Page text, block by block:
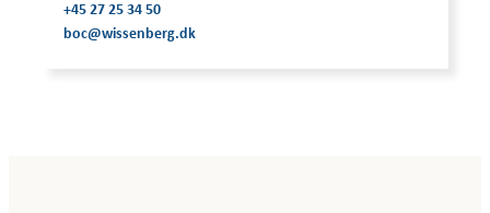
+45 27 25 34 50
boc@wissenberg.dk